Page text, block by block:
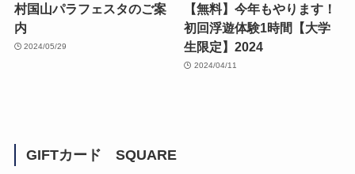
村国山パラフェスタのご案
内
2024/05/29
【無料】今年もやります！
初回浮遊体験1時間【大学
生限定】2024
2024/04/11
GIFTカード SQUARE